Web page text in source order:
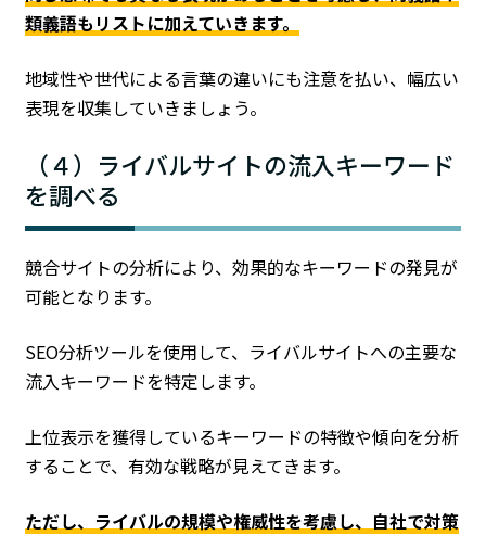
類義語もリストに加えていきます。
地域性や世代による言葉の違いにも注意を払い、幅広い
表現を収集していきましょう。
（４）ライバルサイトの流入キーワード
を調べる
競合サイトの分析により、効果的なキーワードの発見が
可能となります。
SEO分析ツールを使用して、ライバルサイトへの主要な
流入キーワードを特定します。
上位表示を獲得しているキーワードの特徴や傾向を分析
することで、有効な戦略が見えてきます。
ただし、ライバルの規模や権威性を考慮し、自社で対策